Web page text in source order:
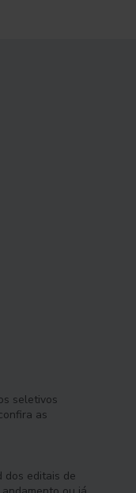
seletivos
as
dos editais de